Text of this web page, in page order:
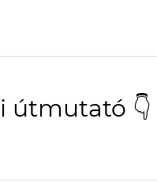
útmutató 👇